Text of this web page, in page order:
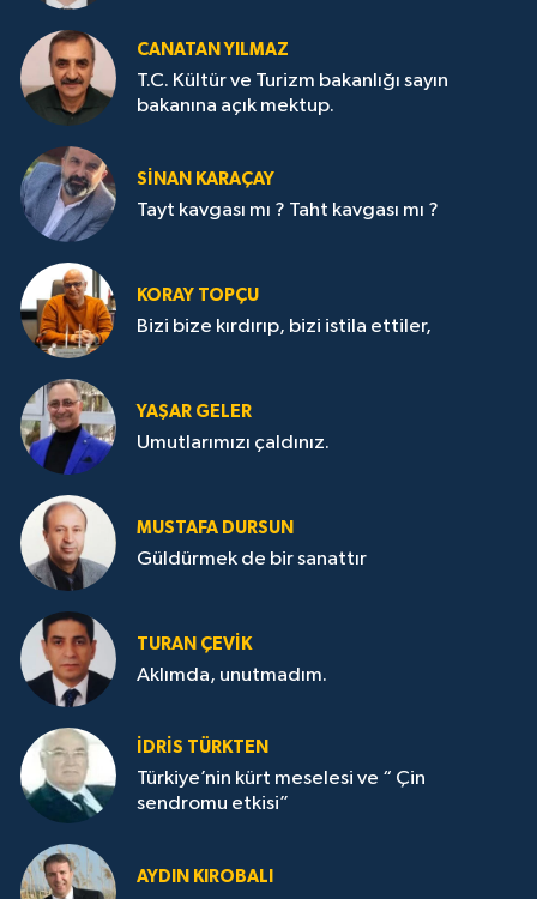
CANATAN YILMAZ
T.C. Kültür ve Turizm bakanlığı sayın
bakanına açık mektup.
SİNAN KARAÇAY
Tayt kavgası mı ? Taht kavgası mı ?
KORAY TOPÇU
Bizi bize kırdırıp, bizi istila ettiler,
YAŞAR GELER
Umutlarımızı çaldınız.
MUSTAFA DURSUN
Güldürmek de bir sanattır
TURAN ÇEVİK
Aklımda, unutmadım.
İDRİS TÜRKTEN
Türkiye’nin kürt meselesi ve “ Çin
sendromu etkisi”
AYDIN KIROBALI